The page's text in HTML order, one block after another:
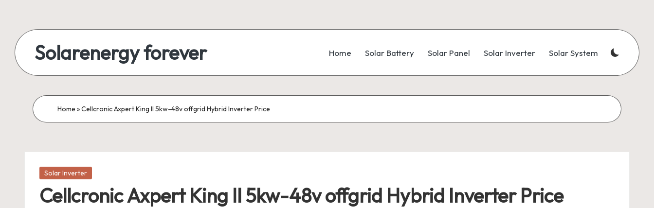
content
Solarenergy forever
बिजली
Home Solar Battery Solar Panel Solar Inverter Solar System
Home »Cellcronic Axpert King II 5kw-48v offgrid Hybrid Inverter Price
Posted
Solar Inverter
Cellcronic Axpert King II 5kw-48v offgrid Hybrid Inverter Price